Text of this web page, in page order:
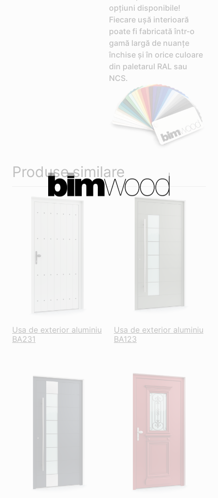
opțiuni disponibile!
Fiecare ușă interioară
poate fi fabricată într-o
gamă largă de nuanțe
închise și în orice culoare
din paletarul RAL sau
NCS.
Produse similare
Usa de exterior aluminiu
BA231
Usa de exterior aluminiu
BA123